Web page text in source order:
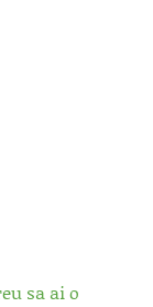
sa ai o